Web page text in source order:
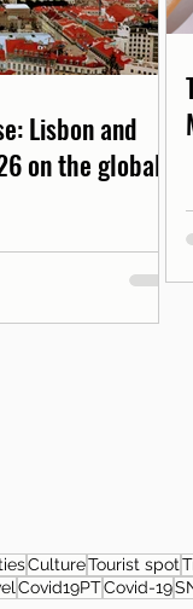
Lisbon and
on the global
CultureTourist spot
Covid19PTCovid-19